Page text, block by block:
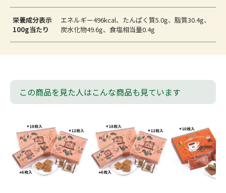
栄養成分表示
100g当たり
エネルギー496kcal、たんぱく質5.0g、脂質30.4g、
炭水化物49.6g、食塩相当量0.4g
この商品を見た人はこんな商品も見ています